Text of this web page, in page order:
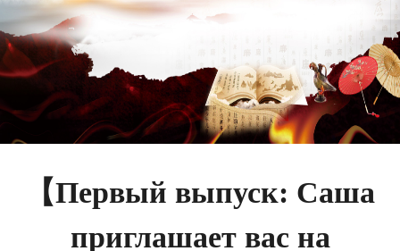
【Первый выпуск: Саша
приглашает вас на